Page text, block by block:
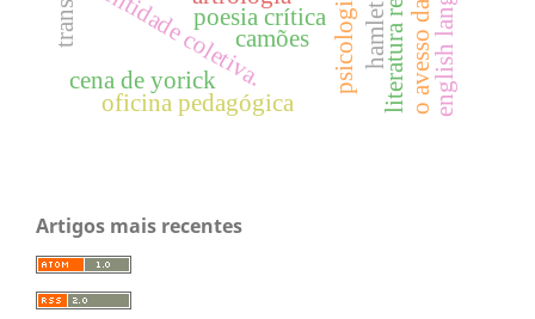
poesia crítica
identidade coletiva.
oficina pedagógica
camões hamlet
cena de yorick
Artigos mais recentes